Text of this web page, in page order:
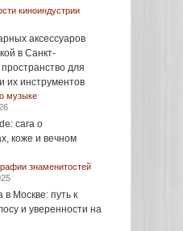
киноиндустрии
аксессуаров
в Санкт-
для
их инструментов
музыке
сага о
коже и вечном
знаменитостей
в Москве: путь к
и уверенности на